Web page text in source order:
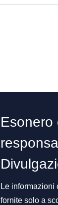
Esonero
Le informazioni
fornite solo a